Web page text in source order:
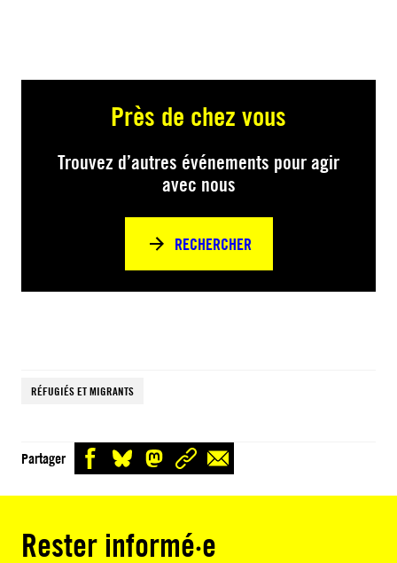
Près de chez vous
Trouvez d’autres événements pour agir
avec nous
RECHERCHER
RÉFUGIÉS ET MIGRANTS
Partager
Rester informé·e